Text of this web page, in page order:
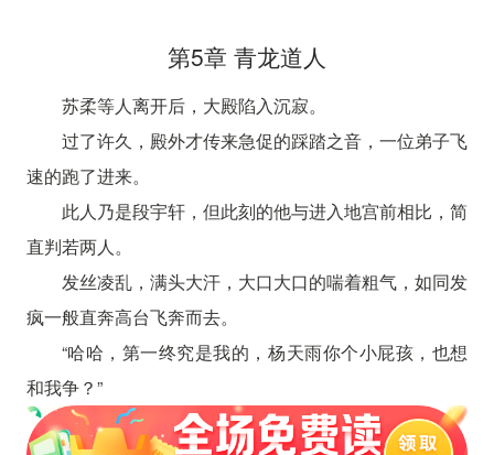
第5章 青龙道人
苏柔等人离开后，大殿陷入沉寂。
过了许久，殿外才传来急促的踩踏之音，一位弟子飞
速的跑了进来。
此人乃是段宇轩，但此刻的他与进入地宫前相比，简
直判若两人。
发丝凌乱，满头大汗，大口大口的喘着粗气，如同发
疯一般直奔高台飞奔而去。
“哈哈，第一终究是我的，杨天雨你个小屁孩，也想
和我争？”